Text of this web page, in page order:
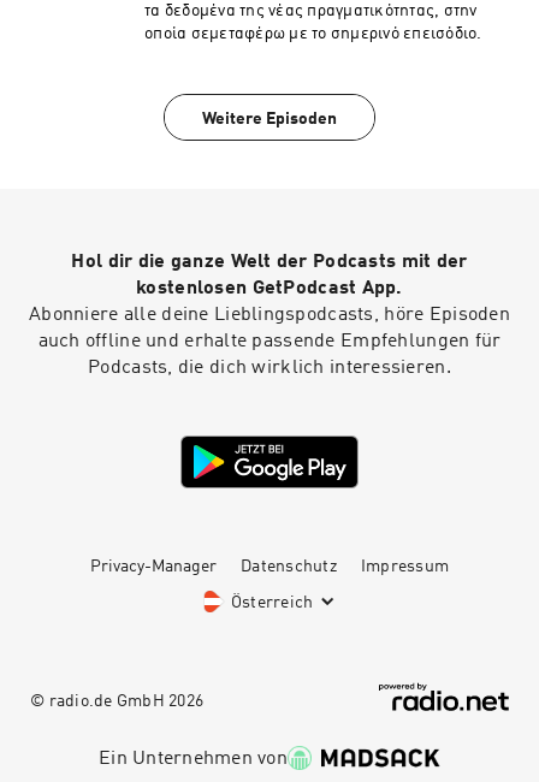
τα δεδομένα της νέας πραγματικότητας, στην
οποία σεμεταφέρω με το σημερινό επεισόδιο.
Weitere Episoden
Hol dir die ganze Welt der Podcasts mit der
kostenlosen GetPodcast App.
Abonniere alle deine Lieblingspodcasts, höre Episoden
auch offline und erhalte passende Empfehlungen für
Podcasts, die dich wirklich interessieren.
Privacy-Manager Datenschutz Impressum
Österreich
© radio.de GmbH 2026
Ein Unternehmen von